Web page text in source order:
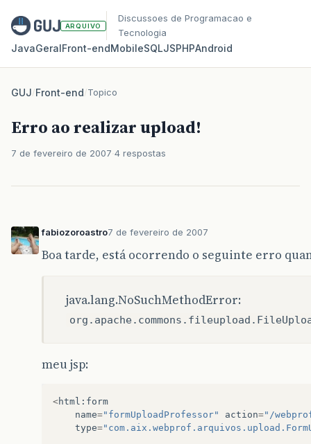
ARQUIVO
Discussoes de Programacao e
Tecnologia
JavaGeralFront‑endMobileSQLJSPHPAndroid
GUJ/Front-end/Topico
Erro ao realizar upload!
7 de fevereiro de 2007 4 respostas
fabiozoroastro7 de fevereiro de 2007
Boa tarde, está ocorrendo o seguinte erro
java.lang.NoSuchMethodError:
meu jsp:
<html : form
name="formUploadProfessor" action="/
type=